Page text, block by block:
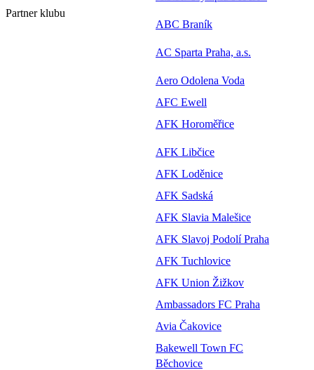
Partnerklubu
ABC Braník
AC Sparta Praha, a.s.
Aero Odolena Voda
AFC Ewell
AFK Horoměřice
AFK Libčice
AFK Loděnice
AFK Sadská
AFK Slavia Malešice
AFK Slavoj Podolí Praha
AFK Tuchlovice
AFK Union Žižkov
Ambassadors FC Praha
Avia Čakovice
Bakewell Town FC
Běchovice